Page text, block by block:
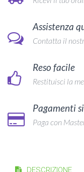
Assistenza
Contatta il
Reso facile
Restituisci la
Pagamenti
Paga con
DESCRIZIONE